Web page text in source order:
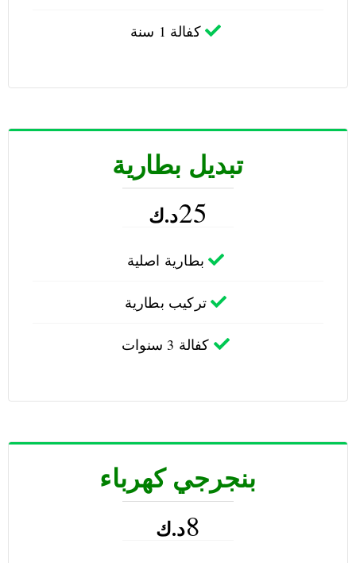
كفالة 1 سنة
تبديل بطارية
25د.ك
بطارية اصلية
تركيب بطارية
كفالة 3 سنوات
بنجرجي كهرباء
8د.ك